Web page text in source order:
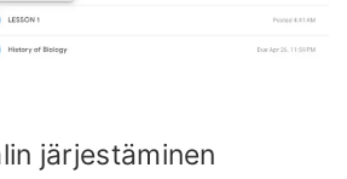
järjestäminen